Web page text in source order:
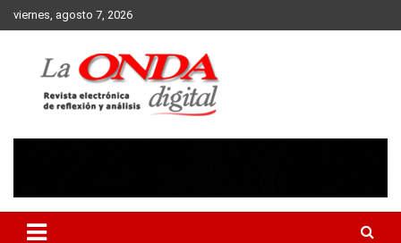
Skip
to
viernes, agosto 7, 2026